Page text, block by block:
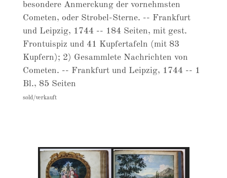
besondere Anmerckung der vornehmsten
Cometen, oder Strobel-Sterne. -- Frankfurt
und Leipzig, 1744 -- 184 Seiten, mit gest.
Frontuispiz und 41 Kupfertafeln (mit 83
Kupfern); 2) Gesammlete Nachrichten von
Cometen. -- Frankfurt und Leipzig, 1744 -- 1
Bl., 85 Seiten
sold/verkauft